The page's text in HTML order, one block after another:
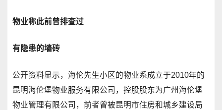
物业称此前曾排查过
有隐患的墙砖
公开资料显示，海伦先生小区的物业系成立于2010年的
昆明海伦堡物业服务有限公司，控股股东为广州海伦堡
物业管理有限公司，前者曾被昆明市住房和城乡建设局